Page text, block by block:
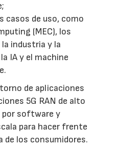
casos de uso, como
(MEC), los
industria y la
IA y el machine
de aplicaciones
5G RAN de alto
por software y
para hacer frente
de los consumidores.